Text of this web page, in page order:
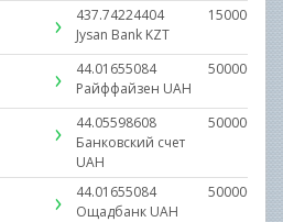
437.74224404
Jysan Bank KZT
44.01655084
Райффайзен UAH
44.05598608
Банковский счет
UAH
44.01655084
Ощадбанк UAH